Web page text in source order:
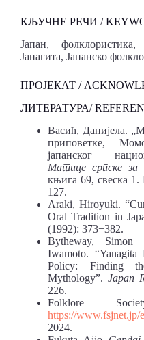
КЉУЧНЕ РЕЧИ /
Јапан, фолклористика,
Јанагита, Јапанско
ПРОЈЕКАТ /
ЛИТЕРАТУРА/
Васић, Данијела.
приповетке,
јапанског
Матице српске за
књига 69, свеска
127.
Araki, Hiroyuki.
Oral Tradition in
(1992): 373−382.
Bytheway, Simon
Iwamoto.
Policy: Finding
Mythology”. Japan
226.
Folklore
https://www.fsjnet.jp/
2024.